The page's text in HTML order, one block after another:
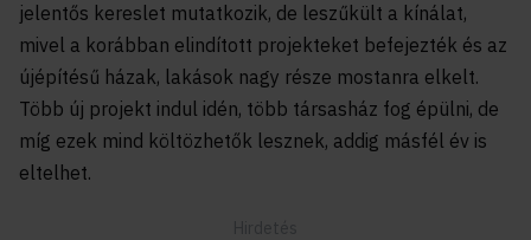
jelentős kereslet mutatkozik, de leszűkült a kínálat,
mivel a korábban elindított projekteket befejezték és az
újépítésű házak, lakások nagy része mostanra elkelt.
Több új projekt indul idén, több társasház fog épülni, de
míg ezek mind költözhetők lesznek, addig másfél év is
eltelhet.